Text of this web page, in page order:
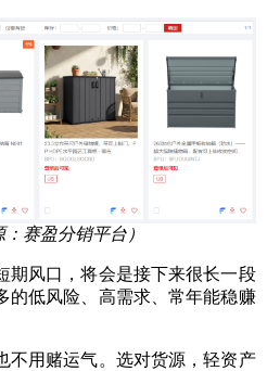
赛盈分销平台）
期风口，将会是接下来很长一段
的低风险、高需求、常年能稳赚
不用赌运气。选对货源，轻资产